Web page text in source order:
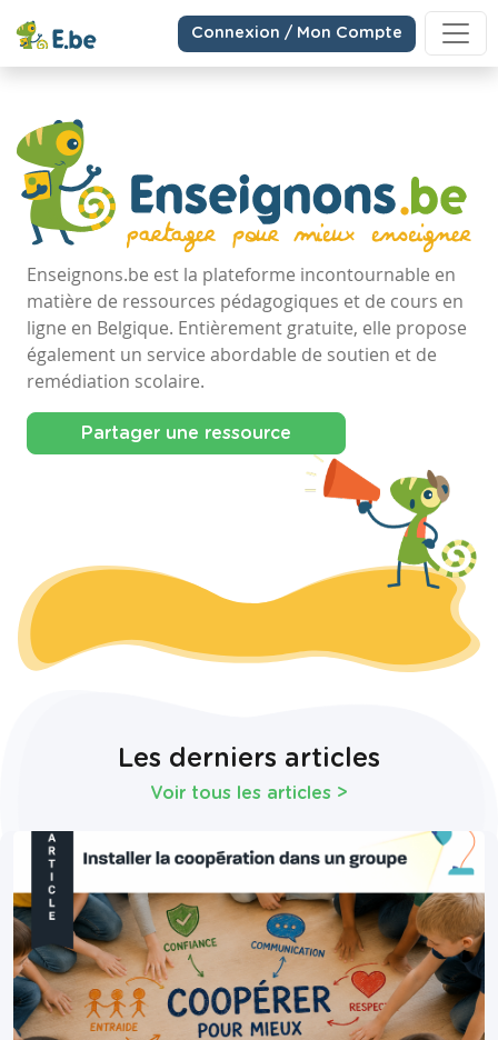
Connexion / Mon Compte
Enseignons.be est la plateforme incontournable en
matière de ressources pédagogiques et de cours en
ligne en Belgique. Entièrement gratuite, elle propose
également un service abordable de soutien et de
remédiation scolaire.
Partager une ressource
Les derniers articles
Voir tous les articles >